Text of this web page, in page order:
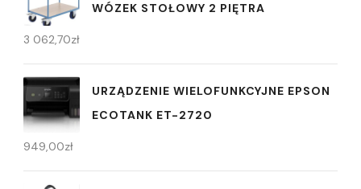
WÓZEK STOŁOWY 2 PIĘTRA
3 062,70zł
URZĄDZENIE WIELOFUNKCYJNE EPSON
ECOTANK ET-2720
949,00zł